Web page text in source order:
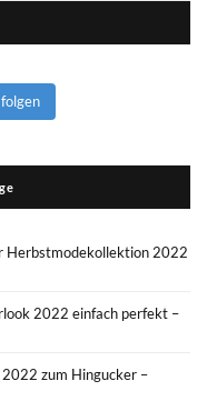
Herbstmodekollektion 2022
2022 einfach perfekt –
zum Hingucker –